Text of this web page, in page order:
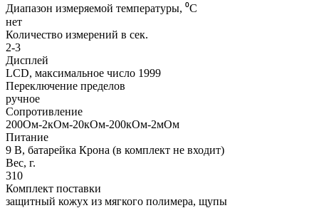
Диапазон измеряемой температуры, ⁰С
нет
Количество измерений в сек.
2-3
Дисплей
LCD, максимальное число 1999
Переключение пределов
ручное
Сопротивление
200Ом-2кОм-20кОм-200кОм-2мОм
Питание
9 В, батарейка Крона (в комплект не входит)
Вес, г.
310
Комплект поставки
защитный кожух из мягкого полимера, щупы